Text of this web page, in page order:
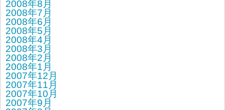
2008年8月
2008年7月
2008年6月
2008年5月
2008年4月
2008年3月
2008年2月
2008年1月
2007年12月
2007年11月
2007年10月
2007年9月